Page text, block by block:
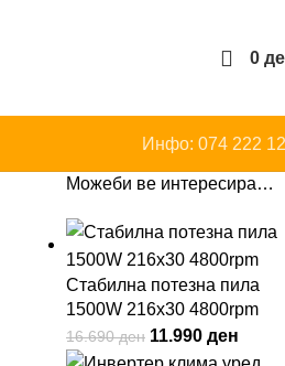
0
Инфо: 074 222
Можеби ве интересира…
Стабилна потезна пила
1500W 216x30 4800rpm
16.690ден 11.990 ден